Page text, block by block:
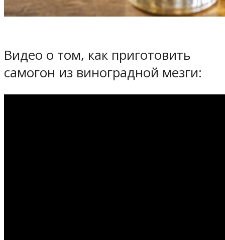
Видео о том, как приготовить
самогон из виноградной мезги: